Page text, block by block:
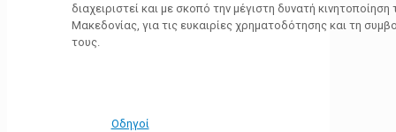
διαχειριστεί και με σκοπό την μέγιστη δυνατή
Μακεδονίας, για τις ευκαιρίες χρηματοδότησης και τη
τους.
Οδηγοί